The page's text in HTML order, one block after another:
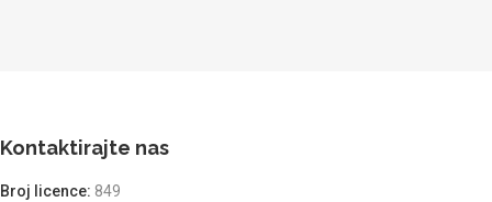
Kontaktirajte nas
Broj licence: 849